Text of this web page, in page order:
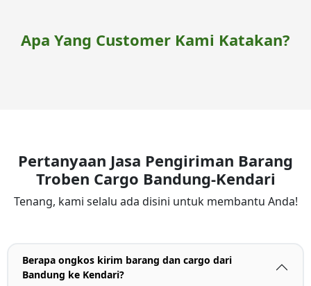
Apa Yang Customer Kami Katakan?
Pertanyaan Jasa Pengiriman Barang
Troben Cargo Bandung-Kendari
Tenang, kami selalu ada disini untuk membantu Anda!
Berapa ongkos kirim barang dan cargo dari
Bandung ke Kendari?